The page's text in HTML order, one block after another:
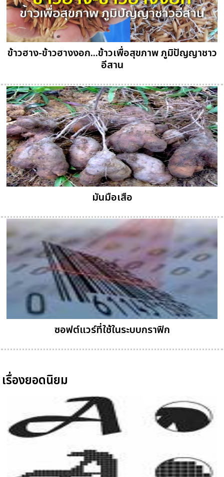
ข้าวฮาง-ข้าวฮางงอก...ข้าวเพื่อสุขภาพ ภูมิปัญญาชาว
อีสาน
มันมือเสือ
ซอฟต์แวร์ที่ใช้ในระบบกราฟิก
เรื่องยอดนิยม